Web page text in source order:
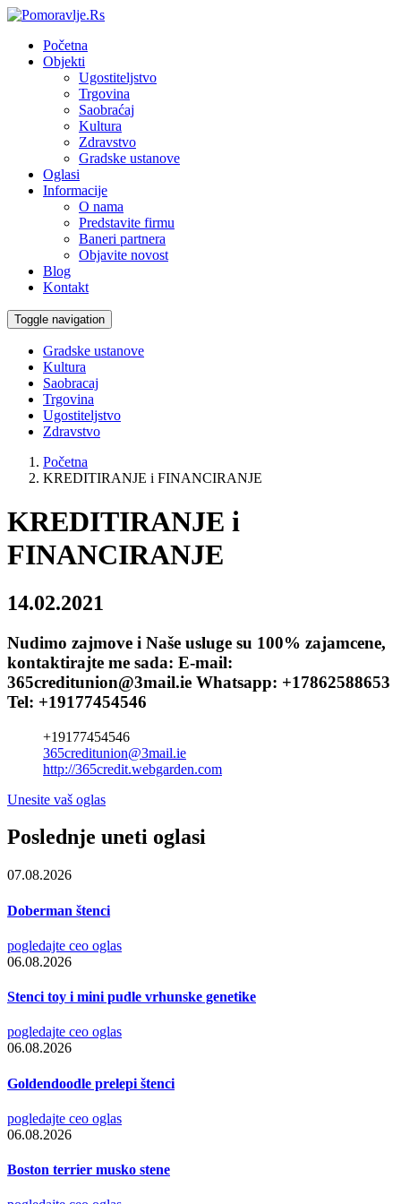
Početna
Objekti
Ugostiteljstvo
Trgovina
Saobraćaj
Kultura
Zdravstvo
Gradske ustanove
Oglasi
Informacije
O nama
Predstavite firmu
Baneri partnera
Objavite novost
Blog
Kontakt
Toggle navigation
Gradske ustanove
Kultura
Saobracaj
Trgovina
Ugostiteljstvo
Zdravstvo
Početna
KREDITIRANJE i FINANCIRANJE
KREDITIRANJE i
FINANCIRANJE
14.02.2021
Nudimo zajmove i Naše usluge su 100% zajamcene,
kontaktirajte me sada: E-mail:
365creditunion@3mail.ie Whatsapp: +17862588653
Tel: +19177454546
+19177454546
365creditunion@3mail.ie
http://365credit.webgarden.com
Unesite vaš oglas
Poslednje uneti oglasi
07.08.2026
Doberman štenci
pogledajte ceo oglas
06.08.2026
Stenci toy i mini pudle vrhunske genetike
pogledajte ceo oglas
06.08.2026
Goldendoodle prelepi štenci
pogledajte ceo oglas
06.08.2026
Boston terrier musko stene